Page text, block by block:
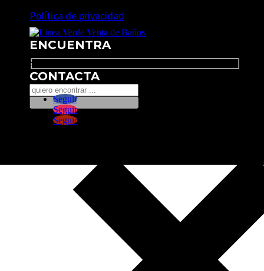
Política de privacidad
ENCUENTRA
Search
CONTACTA
Seguir
Seguir
Seguir